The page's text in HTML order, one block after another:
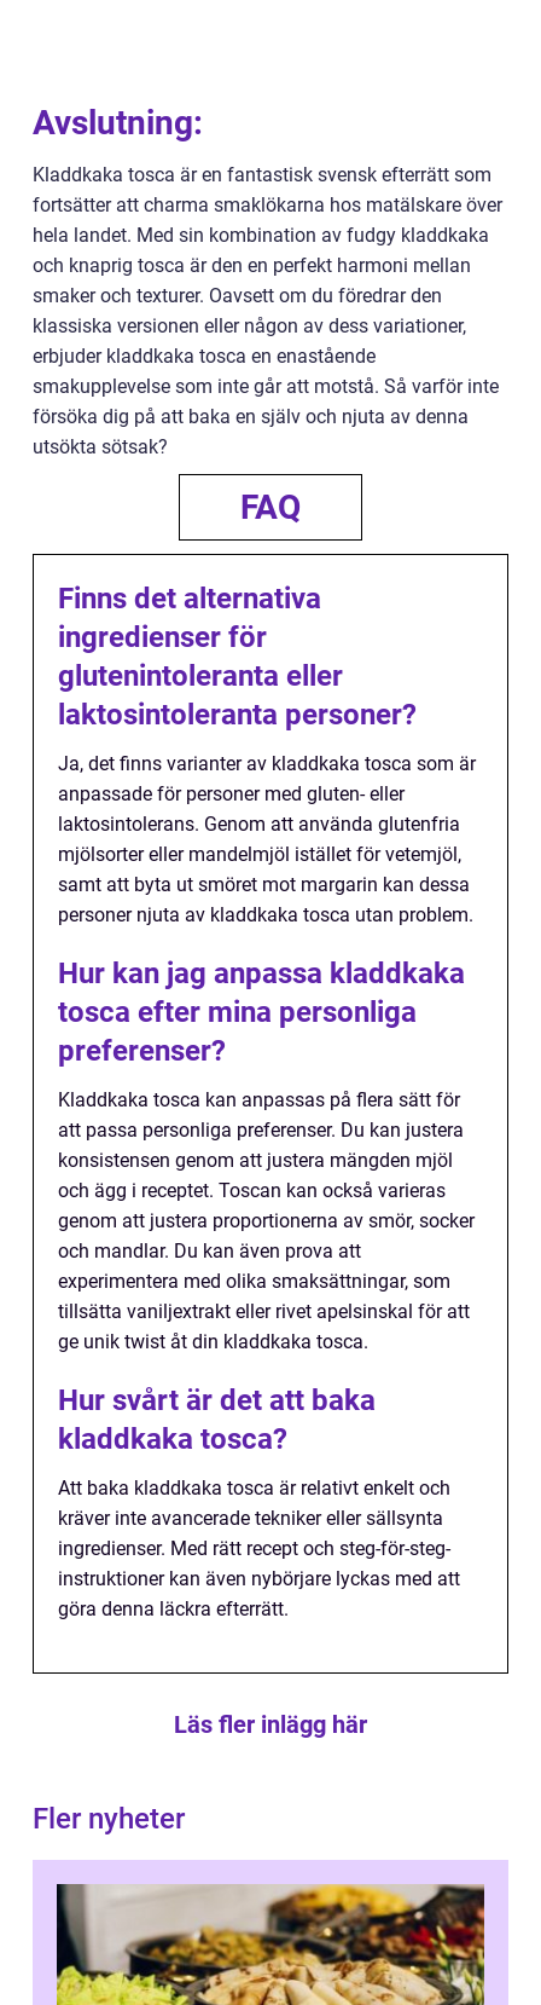
Avslutning:
Kladdkaka tosca är en fantastisk svensk efterrätt som
fortsätter att charma smaklökarna hos matälskare över
hela landet. Med sin kombination av fudgy kladdkaka
och knaprig tosca är den en perfekt harmoni mellan
smaker och texturer. Oavsett om du föredrar den
klassiska versionen eller någon av dess variationer,
erbjuder kladdkaka tosca en enastående
smakupplevelse som inte går att motstå. Så varför inte
försöka dig på att baka en själv och njuta av denna
utsökta sötsak?
FAQ
Finns det alternativa
ingredienser för
glutenintoleranta eller
laktosintoleranta personer?
Ja, det finns varianter av kladdkaka tosca som är
anpassade för personer med gluten- eller
laktosintolerans. Genom att använda glutenfria
mjölsorter eller mandelmjöl istället för vetemjöl,
samt att byta ut smöret mot margarin kan dessa
personer njuta av kladdkaka tosca utan problem.
Hur kan jag anpassa kladdkaka
tosca efter mina personliga
preferenser?
Kladdkaka tosca kan anpassas på flera sätt för
att passa personliga preferenser. Du kan justera
konsistensen genom att justera mängden mjöl
och ägg i receptet. Toscan kan också varieras
genom att justera proportionerna av smör, socker
och mandlar. Du kan även prova att
experimentera med olika smaksättningar, som
tillsätta vaniljextrakt eller rivet apelsinskal för att
ge unik twist åt din kladdkaka tosca.
Hur svårt är det att baka
kladdkaka tosca?
Att baka kladdkaka tosca är relativt enkelt och
kräver inte avancerade tekniker eller sällsynta
ingredienser. Med rätt recept och steg-för-steg-
instruktioner kan även nybörjare lyckas med att
göra denna läckra efterrätt.
Läs fler inlägg här
Fler nyheter